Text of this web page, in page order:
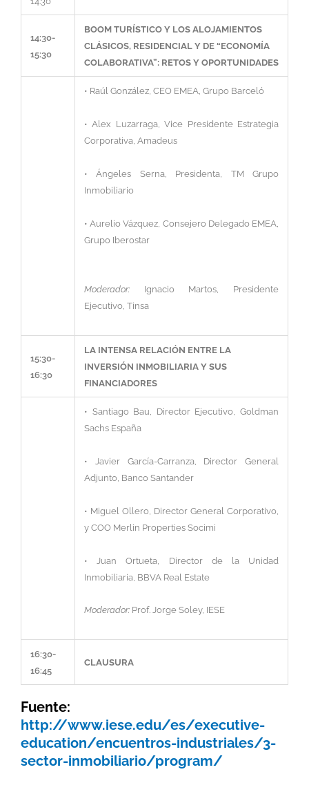
14:30-
15:30
BOOM TURÍSTICO Y LOS ALOJAMIENTOS
CLÁSICOS, RESIDENCIAL Y DE “ECONOMÍA
COLABORATIVA”: RETOS Y OPORTUNIDADES
• Raúl González, CEO EMEA, Grupo Barceló
• Alex Luzarraga, Vice Presidente Estrategia
Corporativa, Amadeus
• Ángeles Serna, Presidenta, TM Grupo
Inmobiliario
• Aurelio Vázquez, Consejero Delegado EMEA,
Grupo Iberostar
Moderador: Ignacio Martos, Presidente
Ejecutivo, Tinsa
15:30-
16:30
LA INTENSA RELACIÓN ENTRE LA
INVERSIÓN INMOBILIARIA Y SUS
FINANCIADORES
• Santiago Bau, Director Ejecutivo, Goldman
Sachs España
• Javier García-Carranza, Director General
Adjunto, Banco Santander
• Miguel Ollero, Director General Corporativo,
y COO Merlin Properties Socimi
• Juan Ortueta, Director de la Unidad
Inmobiliaria, BBVA Real Estate
Moderador: Prof. Jorge Soley, IESE
16:30-
16:45
CLAUSURA
Fuente:
http://www.iese.edu/es/executive-
education/encuentros-industriales/3-
sector-inmobiliario/program/